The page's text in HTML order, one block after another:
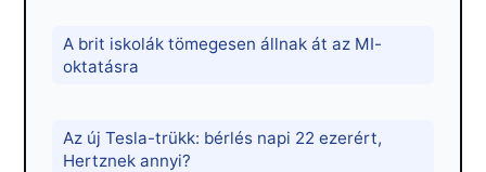
A brit iskolák tömegesen állnak át az MI-
oktatásra
Az új Tesla-trükk: bérlés napi 22 ezerért,
Hertznek annyi?